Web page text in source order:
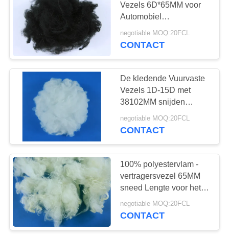
SITEMAP
PRIVACY
POLICY
Vezels 6D*65MM voor
Automobiel
Binnenlandse Lage
Inkrimping
negotiable MOQ:20FCL
CONTACT
De kledende Vuurvaste
Vezels 1D-15D met
38102MM snijden
Lengte
negotiable MOQ:20FCL
CONTACT
100% polyestervlam -
vertragersvezel 65MM
sneed Lengte voor het
Vullen van
Hoofdkussens
negotiable MOQ:20FCL
CONTACT